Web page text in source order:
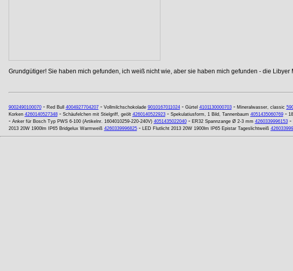
Grundgütiger! Sie haben mich gefunden, ich weiß nicht wie, aber sie haben mich gefunden - die Libyer
9002490100070- Red Bull 4004927704207- Vollmilchschokolade 9010167011024- Gürtel 4101130000703- Mineralwasser, classic
Korken 4260140527348- Schäufelchen mit Stielgriff, geölt 4260140522923- Spekulatiusform, 1 Bild, Tannenbaum 4051435060769-
- Anker für Bosch Typ PWS 6-100 (Artikelnr. 1604010259-220-240V) 4051435022040- ER32 Spannzange Ø 2-3 mm 4260339996153-
2013 20W 1900lm IP65 Bridgelux Warmweiß 4260339996825- LED Flutlicht 2013 20W 1900lm IP65 Epistar Tageslichtweiß